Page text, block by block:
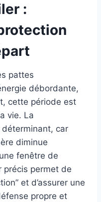
:
pattes
débordante,
cette période est
vie. La
car
diminue
fenêtre de
précis permet de
et d’assurer une
propre et